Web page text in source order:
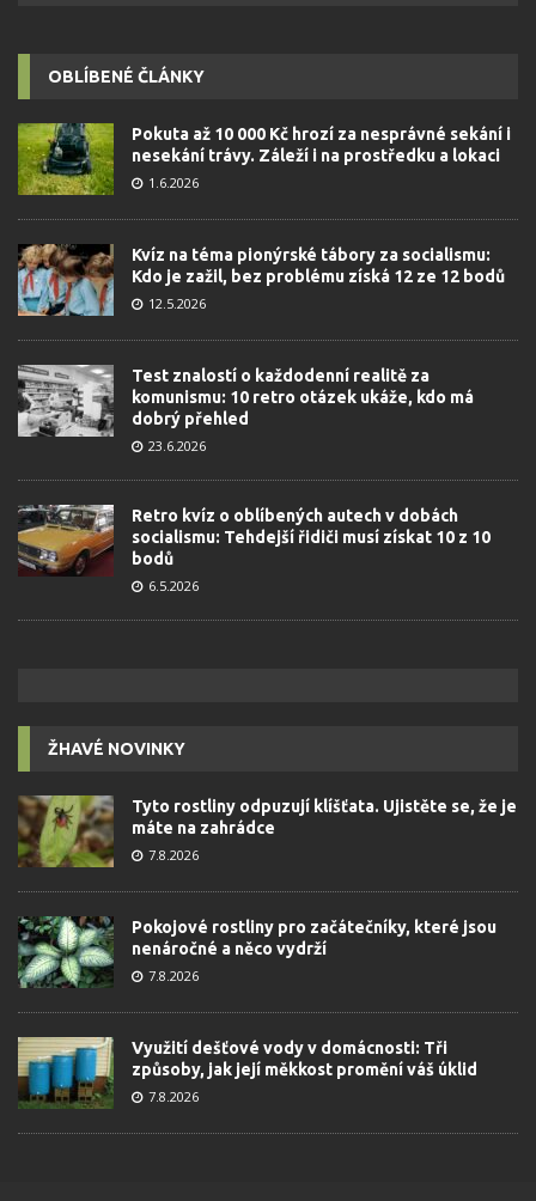
OBLÍBENÉ ČLÁNKY
Pokuta až 10 000 Kč hrozí za nesprávné sekání i
nesekání trávy. Záleží i na prostředku a lokaci
1.6.2026
Kvíz na téma pionýrské tábory za socialismu:
Kdo je zažil, bez problému získá 12 ze 12 bodů
12.5.2026
Test znalostí o každodenní realitě za
komunismu: 10 retro otázek ukáže, kdo má
dobrý přehled
23.6.2026
Retro kvíz o oblíbených autech v dobách
socialismu: Tehdejší řidiči musí získat 10 z 10
bodů
6.5.2026
ŽHAVÉ NOVINKY
Tyto rostliny odpuzují klíšťata. Ujistěte se, že je
máte na zahrádce
7.8.2026
Pokojové rostliny pro začátečníky, které jsou
nenáročné a něco vydrží
7.8.2026
Využití dešťové vody v domácnosti: Tři
způsoby, jak její měkkost promění váš úklid
7.8.2026